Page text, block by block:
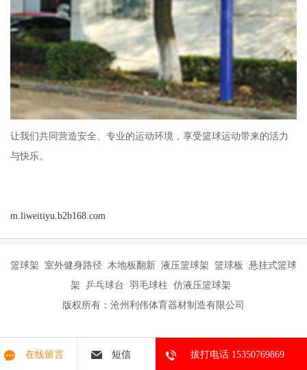
让我们共同营造安全、专业的运动环境，享受篮球运动带来的活力
与快乐。
m.liweitiyu.b2b168.com
篮球架 室外健身路径 木地板翻新 液压篮球架 篮球板 悬挂式篮球
架 乒乓球台 羽毛球柱 仿液压篮球架
版权所有：沧州利伟体育器材制造有限公司
在线留言 短信 拔打电话 15350769869